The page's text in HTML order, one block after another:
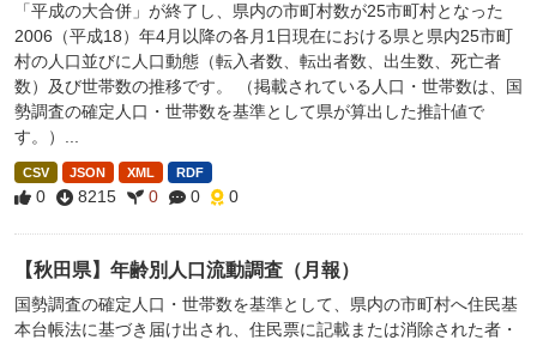
「平成の大合併」が終了し、県内の市町村数が25市町村となった
2006（平成18）年4月以降の各月1日現在における県と県内25市町
村の人口並びに人口動態（転入者数、転出者数、出生数、死亡者
数）及び世帯数の推移です。 （掲載されている人口・世帯数は、国
勢調査の確定人口・世帯数を基準として県が算出した推計値で
す。）...
CSV JSON XML RDF
0 8215 0 0 0
【秋田県】年齢別人口流動調査（月報）
国勢調査の確定人口・世帯数を基準として、県内の市町村へ住民基
本台帳法に基づき届け出され、住民票に記載または消除された者・